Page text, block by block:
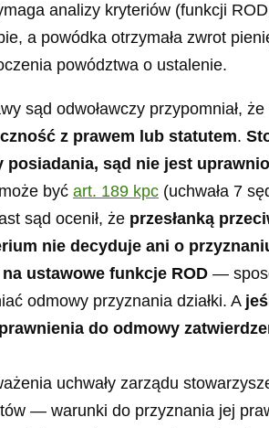
analizy kryteriów (funkcji
a powódka otrzymała zwrot
powództwa o ustalenie.
sąd odwoławczy przypomniał, że
z prawem lub statutem.
sąd nie jest
być art. 189 kpc (uchwała 7
sąd ocenił, że przesłanką
nie decyduje ani o
ustawowe funkcje ROD —
odmowy przyznania działki. A
do odmowy
uchwały zarządu
— warunki do przyznania jej